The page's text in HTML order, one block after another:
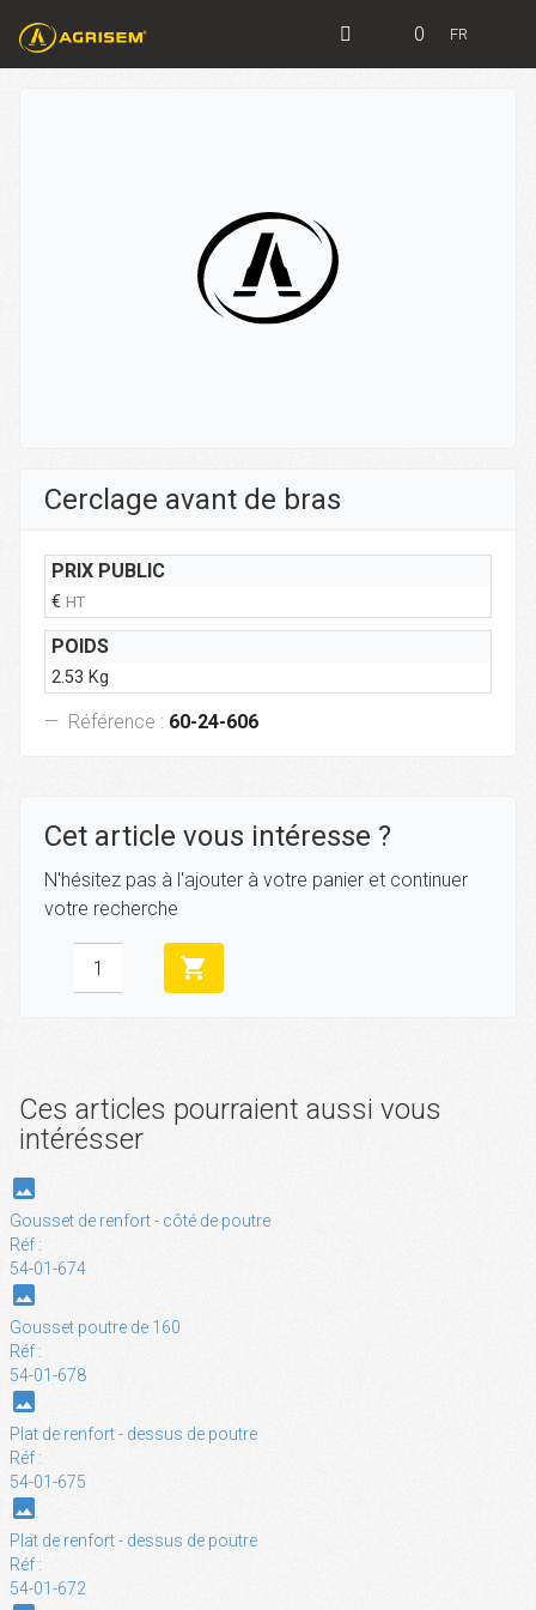
0 FR
Cerclage avant de bras
PRIX PUBLIC
€ HT
POIDS
2.53 Kg
Référence : 60-24-606
Cet article vous intéresse ?
N'hésitez pas à l'ajouter à votre panier et continuer
votre recherche
shopping_cart
Ces articles pourraient aussi vous
intérésser
photo
Gousset de renfort - côté de poutre
Réf :
54-01-674
photo
Gousset poutre de 160
Réf :
54-01-678
photo
Plat de renfort - dessus de poutre
Réf :
54-01-675
photo
Plat de renfort - dessus de poutre
Réf :
54-01-672